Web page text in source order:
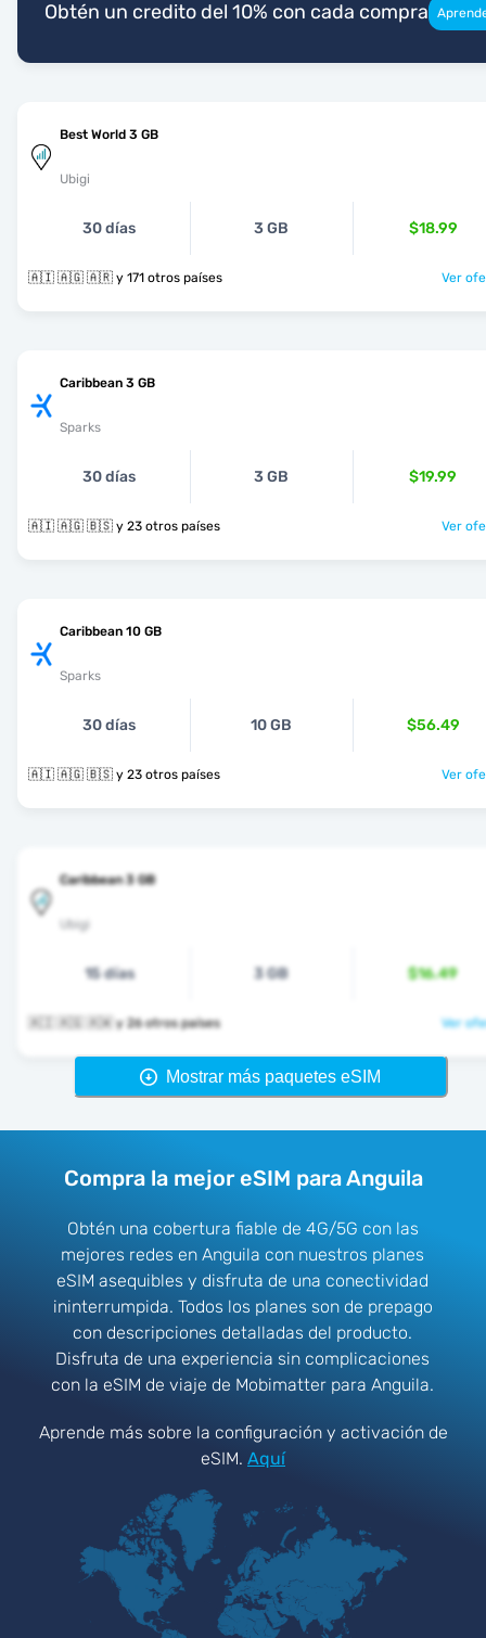
Obtén un credito del 10% con cada compra
Best World 3 GB
Ubigi
30 días 3 GB $18.99
🇦🇮 🇦🇬 🇦🇷 y 171 otros países Ver
Caribbean 3 GB
Sparks
30 días 3 GB $19.99
🇦🇮 🇦🇬 🇧🇸 y 23 otros países Ver
Caribbean 10 GB
Sparks
30 días 10 GB $56.49
🇦🇮 🇦🇬 🇧🇸 y 23 otros países Ver
Caribbean 3 GB
Ubigi
15 días 3 GB $16.49
🇦🇮 🇦🇬 🇦🇼 y 26 otros países Ver
Mostrar más paquetes eSIM
Compra la mejor eSIM para Anguila
Obtén una cobertura fiable de 4G/5G con las
mejores redes en Anguila con nuestros planes
eSIM asequibles y disfruta de una conectividad
ininterrumpida. Todos los planes son de prepago
con descripciones detalladas del producto.
Disfruta de una experiencia sin complicaciones
con la eSIM de viaje de Mobimatter para Anguila.
Aprende más sobre la configuración y activación de
eSIM. Aquí